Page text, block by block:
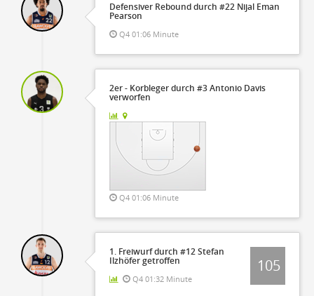
Defensiver Rebound durch #22 Nijal Eman
Pearson
Q4 01:06 Minute
2er - Korbleger durch #3 Antonio Davis
verworfen
Q4 01:06 Minute
1. Freiwurf durch #12 Stefan
Ilzhöfer getroffen
Q4 01:32 Minute
105